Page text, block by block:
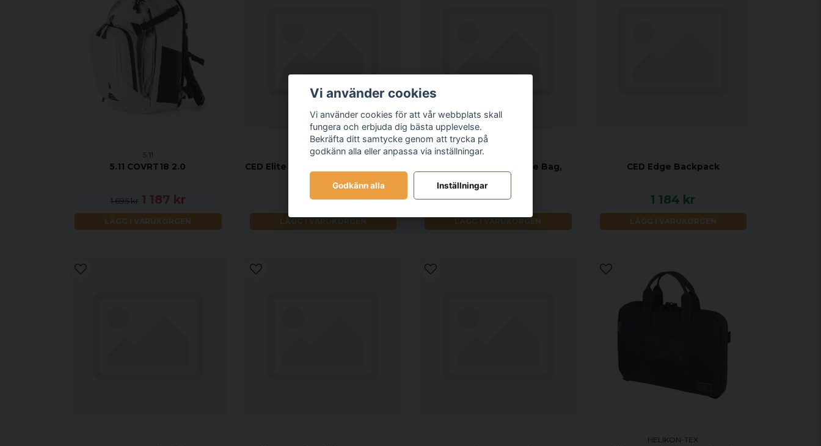
5.11
5.11 COVRT18 2.0
1 695 kr 1 187 kr
LÄGG I VARUKORGEN
CED Elite Series Trolley Backpack
3 196 kr
LÄGG I VARUKORGEN
CED Elite Series Range Bag,
1 573 kr
LÄGG I VARUKORGEN
CED Edge Backpack
1 184 kr
LÄGG I VARUKORGEN
HELIKON-TEX
Vi använder cookies
Vi använder cookies för att vår webbplats skall
fungera och erbjuda dig bästa upplevelse.
Bekräfta ditt samtycke genom att trycka på
godkänn alla eller anpassa via inställningar.
Godkänn alla Inställningar